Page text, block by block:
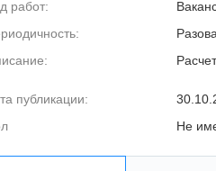
работ:
публикации:
Не